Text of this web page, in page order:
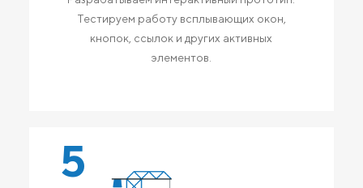
Тестируем работу всплывающих окон,
кнопок, ссылок и других активных
элементов.
5